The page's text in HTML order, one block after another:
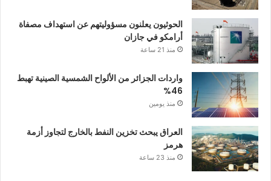
الحوثيون يعلنون مسؤوليتهم عن استهداف مصفاة
أرامكو في جازان
منذ 21 ساعة
واردات الجزائر من الألواح الشمسية الصينية تهبط
46%
منذ يومين
العراق يبحث تخزين النفط بالخارج لتجاوز أزمة
هرمز
منذ 23 ساعة